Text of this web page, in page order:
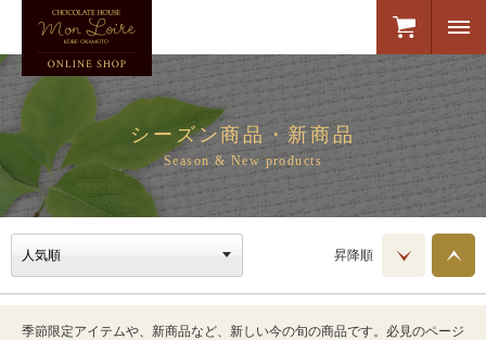
シーズン商品・新商品
Season & New products
昇降順
季節限定アイテムや、新商品など、新しい今の旬の商品です。必見のページ